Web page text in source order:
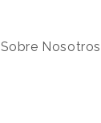
Sobre Nosotros